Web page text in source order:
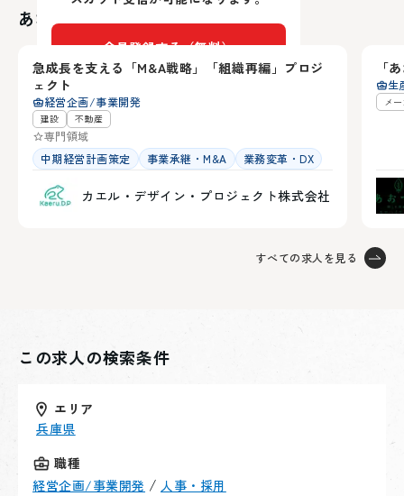
実現したいこと
2035年ビジョンの精緻化と戦略構築：
性や自社の強みを踏まえた具体的なロードマップへと昇
華させる。
新規事業（不動産等）の参入判断と実行支援
M&Aの選定、デューデリジェンスのサポート、または
自社開発の判断基準を策定し、経営判断のスピードと質
を劇的に高める。（あくまでM &Aは手段でありM &Aを
軸にしている訳ではございません。）
今後の事業展開の方向性に対し現場から上がってくる事
社長・副社長がマイクロマネジメントから脱却し、攻め
イプを構築する。
課題
経営的引き出しの不足
実現したいこと
2035年ビジョンの精緻化と戦略構築：
「地域コングロマリット」という抽象的な構想を、市場
性や自社の強みを踏まえた具体的なロードマップへと昇
華させる。
新規事業（不動産等）の参入判断と実行支援
M&Aの選定、デューデリジェンスのサポート、または
軸にしている訳ではございません。）
業案もある。これらを経営的視点でのフィードバックや
計画策定のサポートを行い、組織全体の事業開発能力を
経営陣のパフォーマンス最大化
社長・副社長がマイクロマネジメントから脱却し、攻め
イプを構築する。
会員登録する（無料）
アカウントをお持ちの方は
あなたにおすすめの求人
北海道
急成長を支える「M&A戦略」「組織再編」プロジ
ェクト
経営企画/事業開発
建設 不動産
専門領域
中期経営計画策定
事業承継・M&A 業務変革・DX
カエル・デザイン・プロジェクト株式会社
「
生
メ
すべての求人を見る
この求人の検索条件
エリア
兵庫県
職種
経営企画/事業開発 / 人事・採用